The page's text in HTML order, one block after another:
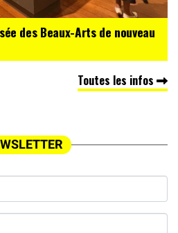
des Beaux-Arts de nouveau
Toutes les infos